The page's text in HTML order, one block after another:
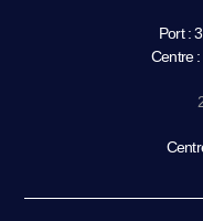
Port :
Centre :